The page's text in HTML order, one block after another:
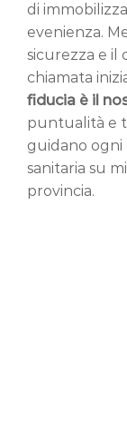
di
evenienza.
sicurezza e il
chiamata
fiducia è il
puntualità e
guidano ogni
sanitaria su
provincia.